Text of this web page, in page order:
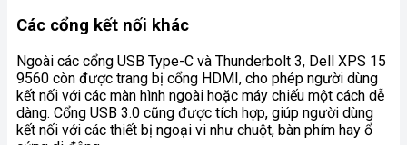
Các cổng kết nối khác
Ngoài các cổng USB Type-C và Thunderbolt 3, Dell XPS 15
9560 còn được trang bị cổng HDMI, cho phép người dùng
kết nối với các màn hình ngoài hoặc máy chiếu một cách dễ
dàng. Cổng USB 3.0 cũng được tích hợp, giúp người dùng
kết nối với các thiết bị ngoại vi như chuột, bàn phím hay ổ